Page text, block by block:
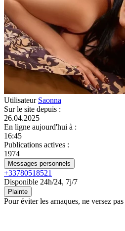
Utilisateur Saonna
Sur le site depuis :
26.04.2025
En ligne aujourd'hui à :
16:45
Publications actives :
1974
Messages personnels
+33780518521
Disponible 24h/24, 7j/7
Plainte
Pour éviter les arnaques, ne versez